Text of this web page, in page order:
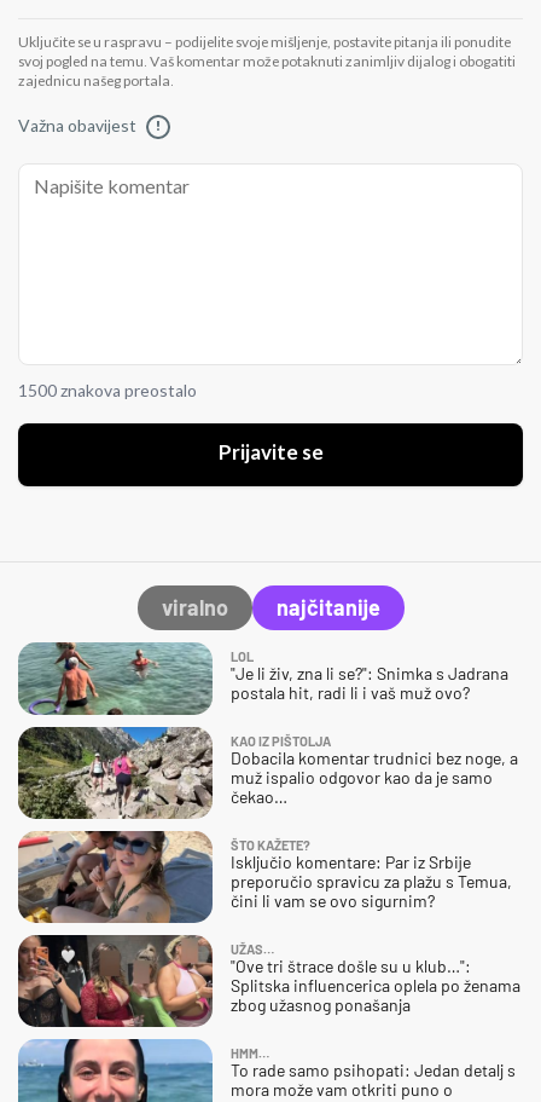
Uključite se u raspravu – podijelite svoje mišljenje, postavite pitanja ili ponudite
svoj pogled na temu. Vaš komentar može potaknuti zanimljiv dijalog i obogatiti
zajednicu našeg portala.
Važna obavijest !
1500 znakova preostalo
Prijavite se
viralno najčitanije
LOL
"Je li živ, zna li se?": Snimka s Jadrana
postala hit, radi li i vaš muž ovo?
KAO IZ PIŠTOLJA
Dobacila komentar trudnici bez noge, a
muž ispalio odgovor kao da je samo
čekao…
ŠTO KAŽETE?
Isključio komentare: Par iz Srbije
preporučio spravicu za plažu s Temua,
čini li vam se ovo sigurnim?
UŽAS…
"Ove tri štrace došle su u klub…":
Splitska influencerica oplela po ženama
zbog užasnog ponašanja
HMM…
To rade samo psihopati: Jedan detalj s
mora može vam otkriti puno o